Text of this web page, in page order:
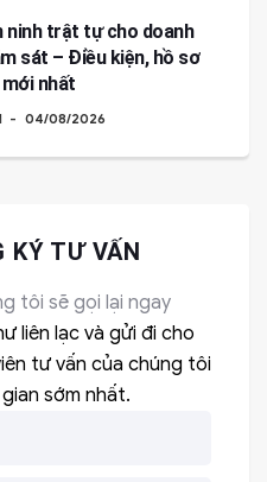
ninh trật tự cho doanh
sát – Điều kiện, hồ sơ
nhất
04/08/2026
KÝ TƯ VẤN
tôi sẽ gọi lại ngay
liên lạc và gửi đi cho
tư vấn của chúng tôi
sớm nhất.